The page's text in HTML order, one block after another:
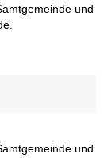
und
und